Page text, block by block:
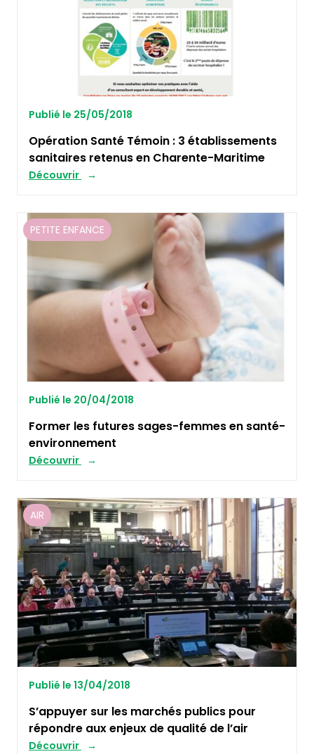
Publié le 25/05/2018
Opération Santé Témoin : 3 établissements
sanitaires retenus en Charente-Maritime
Découvrir
PETITE ENFANCE
Publié le 20/04/2018
Former les futures sages-femmes en santé-
environnement
Découvrir
AIR
Publié le 13/04/2018
S’appuyer sur les marchés publics pour
répondre aux enjeux de qualité de l’air
Découvrir